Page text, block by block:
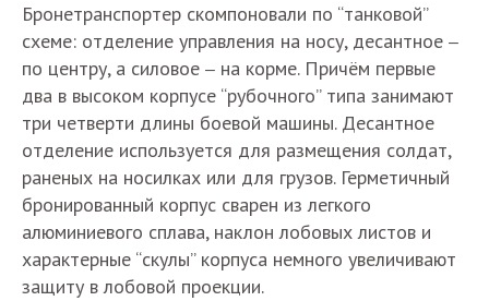
Бронетранспортер скомпоновали по “танковой”
схеме: отделение управления на носу, десантное –
по центру, а силовое – на корме. Причём первые
два в высоком корпусе “рубочного” типа занимают
три четверти длины боевой машины. Десантное
отделение используется для размещения солдат,
раненых на носилках или для грузов. Герметичный
бронированный корпус сварен из легкого
алюминиевого сплава, наклон лобовых листов и
характерные “скулы” корпуса немного увеличивают
защиту в лобовой проекции.